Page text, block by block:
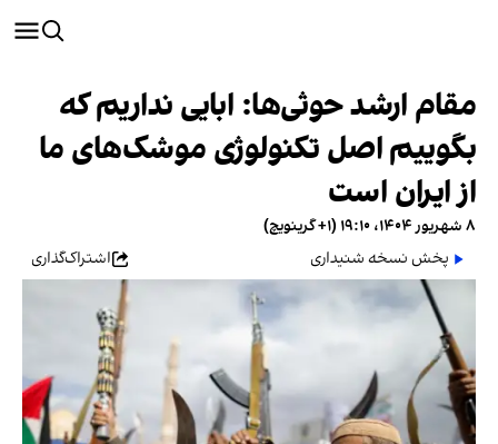
مقام ارشد حوثی‌ها: ابایی نداریم که
بگوییم اصل تکنولوژی موشک‌های ما
از ایران است
۸ شهریور ۱۴۰۴، ۱۹:۱۰ (‎+۱ گرینویچ)
پخش نسخه شنیداری
اشتراک‌گذاری